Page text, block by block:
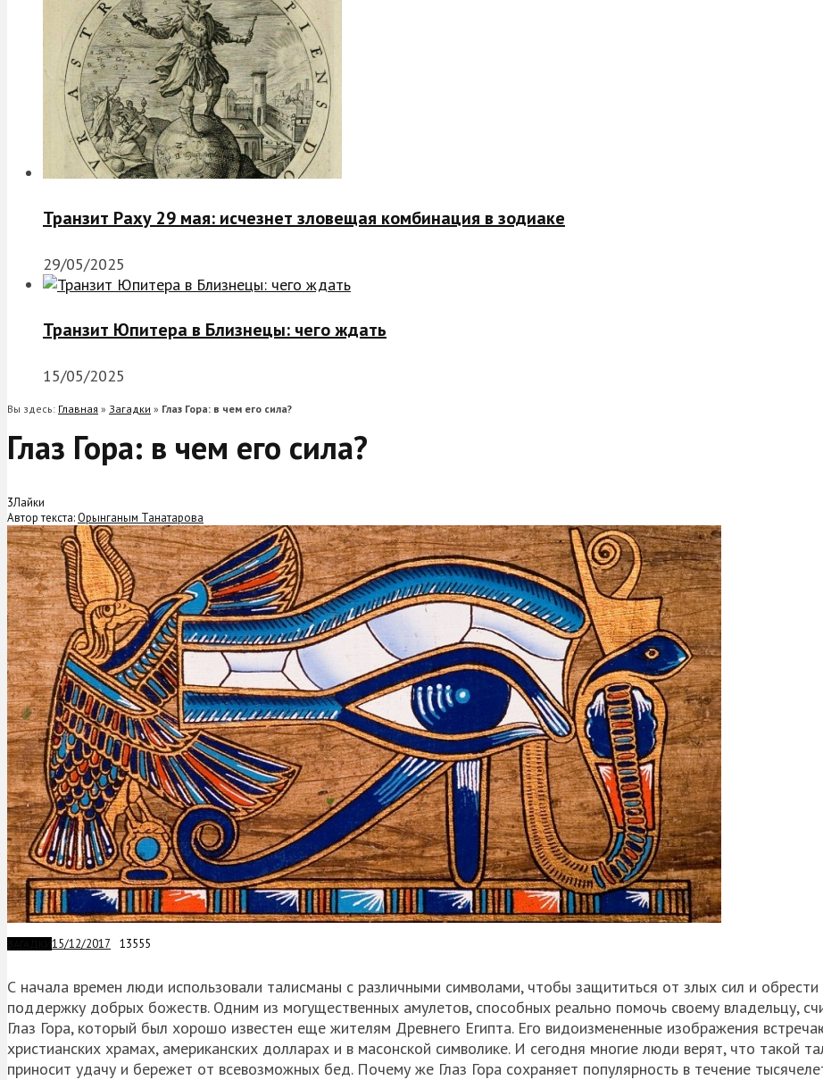
Транзит Раху 29 мая: исчезнет зловещая комбинация в зодиаке
29/05/2025
Транзит Юпитера в Близнецы: чего ждать
15/05/2025
Вы здесь: Главная » Загадки » Глаз Гора: в чем его сила?
Глаз Гора: в чем его сила?
3Лайки
Автор текста:Орынганым Танатарова
15/12/2017 13555
С начала времен люди использовали талисманы с различными символами, чтобы защититься от злых сил и обрести
поддержку добрых божеств. Одним из могущественных амулетов, способных реально помочь своему владельцу,
Глаз Гора, который был хорошо известен еще жителям Древнего Египта. Его видоизмененные изображения
христианских храмах, американских долларах и в масонской символике. И сегодня многие люди верят, что такой
приносит удачу и бережет от всевозможных бед. Почему же Глаз Гора сохраняет популярность в течение